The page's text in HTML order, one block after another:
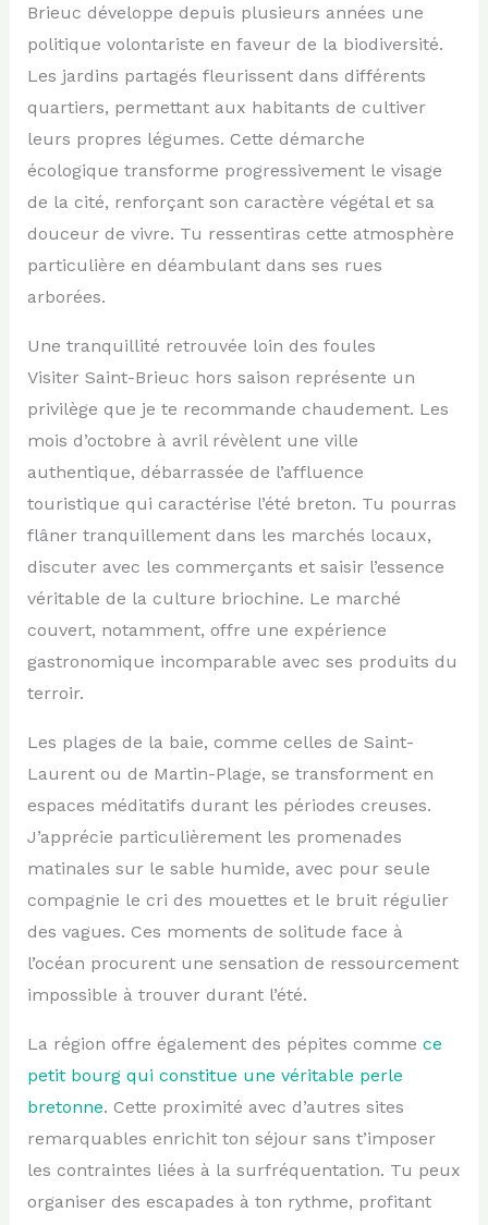
Brieuc développe depuis plusieurs années une
politique volontariste en faveur de la biodiversité.
Les jardins partagés fleurissent dans différents
quartiers, permettant aux habitants de cultiver
leurs propres légumes. Cette démarche
écologique transforme progressivement le visage
de la cité, renforçant son caractère végétal et sa
douceur de vivre. Tu ressentiras cette atmosphère
particulière en déambulant dans ses rues
arborées.
Une tranquillité retrouvée loin des foules
Visiter Saint-Brieuc hors saison représente un
privilège que je te recommande chaudement. Les
mois d’octobre à avril révèlent une ville
authentique, débarrassée de l’affluence
touristique qui caractérise l’été breton. Tu pourras
flâner tranquillement dans les marchés locaux,
discuter avec les commerçants et saisir l’essence
véritable de la culture briochine. Le marché
couvert, notamment, offre une expérience
gastronomique incomparable avec ses produits du
terroir.
Les plages de la baie, comme celles de Saint-
Laurent ou de Martin-Plage, se transforment en
espaces méditatifs durant les périodes creuses.
J’apprécie particulièrement les promenades
matinales sur le sable humide, avec pour seule
compagnie le cri des mouettes et le bruit régulier
des vagues. Ces moments de solitude face à
l’océan procurent une sensation de ressourcement
impossible à trouver durant l’été.
La région offre également des pépites comme ce
petit bourg qui constitue une véritable perle
bretonne. Cette proximité avec d’autres sites
remarquables enrichit ton séjour sans t’imposer
les contraintes liées à la surfréquentation. Tu peux
organiser des escapades à ton rythme, profitant